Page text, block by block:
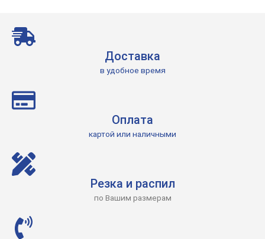
Доставка
в удобное время
Оплата
картой или наличными
Резка и распил
по Вашим размерам